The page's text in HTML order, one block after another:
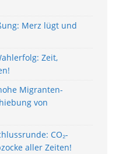
Merz lügt und
Zeit,
Migranten-
von
CO₂-
aller Zeiten!